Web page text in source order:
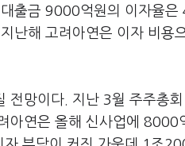
출금 9000억원의 이자율
난해 고려아연은 이자 비
전망이다. 지난 3월 주주총
아연은 올해 신사업에 8000